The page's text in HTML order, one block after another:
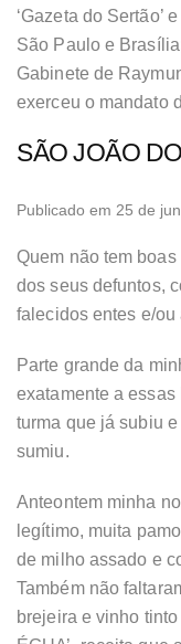
‘Gazeta do Sertão’
São Paulo e
Gabinete de
exerceu o mandato
SÃO JOÃO
Publicado em 25 de
Quem não tem
dos seus defuntos,
falecidos entes e/ou
Parte grande da
exatamente a
turma que já subiu
sumiu.
Anteontem minha
legítimo, muita
de milho assado e
Também não
brejeira e vinho